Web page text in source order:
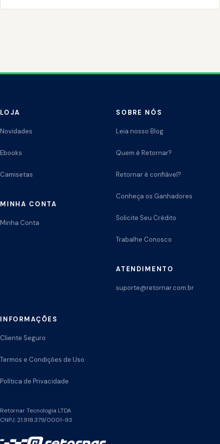
LOJA
Novidades
Ebooks
Camisetas
MINHA CONTA
Minha Conta
SOBRE NÓS
Leia nosso Blog
Quem é Retornar?
Retornar é confiável?
Conheça os Ganhadores
Solicite Seu Crédito
Trabalhe Conosco
ATENDIMENTO
suporte@retornar.com.br
INFORMAÇÕES
Cliente Seguro
Termos e Condições de Uso
Política de Privacidade
Retornar Tecnologia LTDA
CNPJ: 21.918.379/0001-93